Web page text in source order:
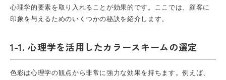
心理学的要素を取り入れることが効果的です。ここでは、顧客に
印象を与えるためのいくつかの秘訣を紹介します。
1-1. 心理学を活用したカラースキームの選定
色彩は心理学の観点から非常に強力な効果を持ちます。例えば、